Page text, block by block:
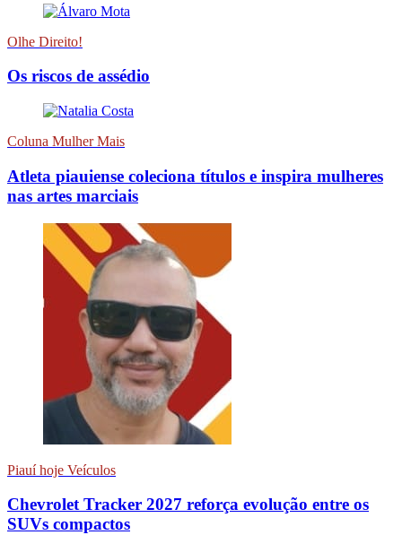
Olhe Direito!
Os riscos de assédio
Coluna Mulher Mais
Atleta piauiense coleciona títulos e inspira mulheres
nas artes marciais
Piauí hoje Veículos
Chevrolet Tracker 2027 reforça evolução entre os
SUVs compactos